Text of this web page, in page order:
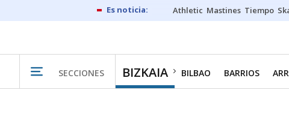
Athletic Mastines Tiempo
SECCIONES BIZKAIA BILBAO BARRIOS